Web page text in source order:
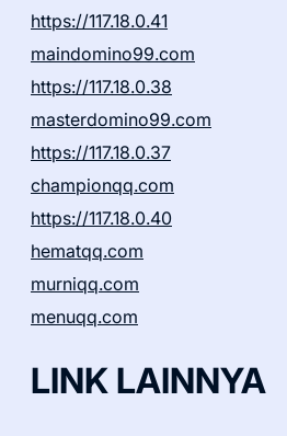
https://117.18.0.41
maindomino99.com
https://117.18.0.38
masterdomino99.com
https://117.18.0.37
championqq.com
https://117.18.0.40
hematqq.com
murniqq.com
menuqq.com
LINK LAINNYA